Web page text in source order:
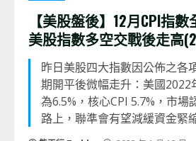
【美股盤後】12月CPI指
美股指數多空交戰後走高
昨日美股四大指數因公佈之各
期開平後微幅走升：美國2022
為6.5%，核心CPI 5.7%，市場
路上，聯準會有望減緩資金緊